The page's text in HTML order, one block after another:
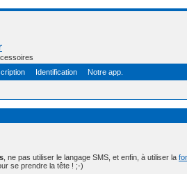
Identification Notre app.
, ne pas utiliser le langage SMS, et enfin, à utiliser la
se prendre la tête ! ;-)